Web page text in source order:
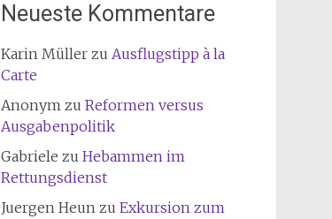
Neueste Kommentare
Karin Müllerzu Ausflugstipp à la
Carte
Anonymzu Reformen versus
Ausgabenpolitik
Gabriele zu Hebammen im
Rettungsdienst
Juergen Heunzu Exkursion zum